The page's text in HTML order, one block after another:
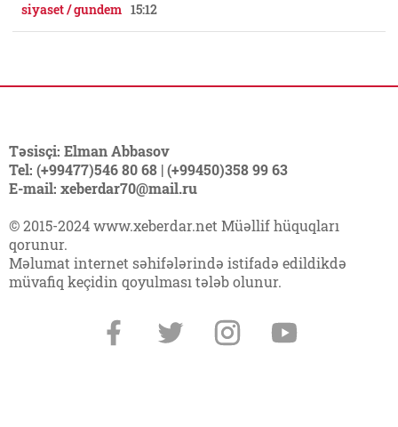
siyaset / gundem 15:12
Təsisçi: Elman Abbasov
Tel: (+99477)546 80 68 | (+99450)358 99 63
E-mail: xeberdar70@mail.ru
© 2015-2024 www.xeberdar.net Müəllif hüquqları
qorunur.
Məlumat internet səhifələrində istifadə edildikdə
müvafiq keçidin qoyulması tələb olunur.